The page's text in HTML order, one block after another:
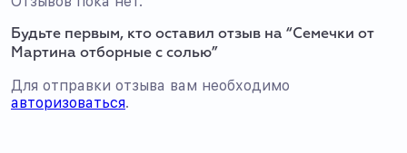
Будьте первым, кто оставил отзыв на “Семечки от
Мартина отборные с солью”
Для отправки отзыва вам необходимо
авторизоваться.